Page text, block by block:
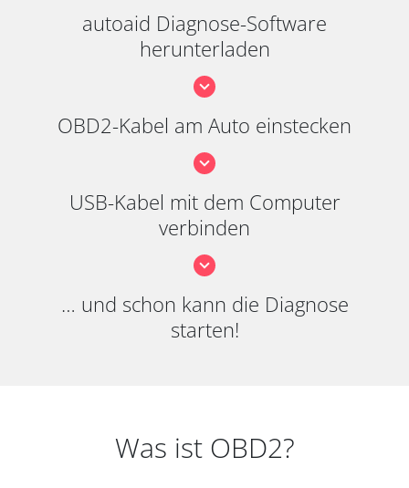
autoaid Diagnose-Software
herunterladen
OBD2-Kabel am Auto einstecken
USB-Kabel mit dem Computer
verbinden
… und schon kann die Diagnose
starten!
Was ist OBD2?